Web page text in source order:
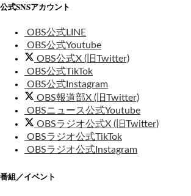
公式SNSアカウント
OBS公式LINE
OBS公式Youtube
OBS公式X (旧Twitter)
OBS公式TikTok
OBS公式Instagram
OBS報道部X (旧Twitter)
OBSニュース公式Youtube
OBSラジオ公式X (旧Twitter)
OBSラジオ公式TikTok
OBSラジオ公式Instagram
番組／イベント